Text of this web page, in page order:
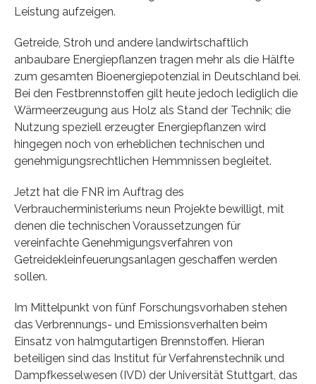
Leistung aufzeigen.
Getreide, Stroh und andere landwirtschaftlich
anbaubare Energiepflanzen tragen mehr als die Hälfte
zum gesamten Bioenergiepotenzial in Deutschland bei.
Bei den Festbrennstoffen gilt heute jedoch lediglich die
Wärmeerzeugung aus Holz als Stand der Technik; die
Nutzung speziell erzeugter Energiepflanzen wird
hingegen noch von erheblichen technischen und
genehmigungsrechtlichen Hemmnissen begleitet.
Jetzt hat die FNR im Auftrag des
Verbraucherministeriums neun Projekte bewilligt, mit
denen die technischen Voraussetzungen für
vereinfachte Genehmigungsverfahren von
Getreidekleinfeuerungsanlagen geschaffen werden
sollen.
Im Mittelpunkt von fünf Forschungsvorhaben stehen
das Verbrennungs- und Emissionsverhalten beim
Einsatz von halmgutartigen Brennstoffen. Hieran
beteiligen sind das Institut für Verfahrenstechnik und
Dampfkesselwesen (IVD) der Universität Stuttgart, das